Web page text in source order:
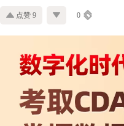
点赞 9 0